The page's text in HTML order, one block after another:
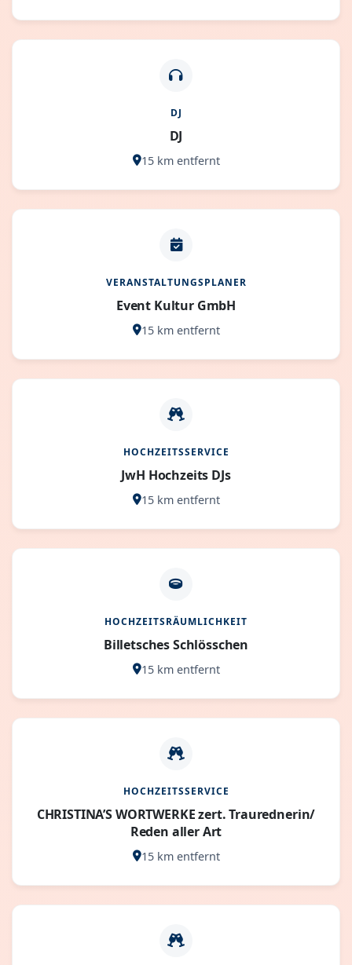
DJ
DJ
15 km entfernt
VERANSTALTUNGSPLANER
Event Kultur GmbH
15 km entfernt
HOCHZEITSSERVICE
JwH Hochzeits DJs
15 km entfernt
HOCHZEITSRÄUMLICHKEIT
Billetsches Schlösschen
15 km entfernt
HOCHZEITSSERVICE
CHRISTINA’S WORTWERKE zert. Traurednerin/
Reden aller Art
15 km entfernt